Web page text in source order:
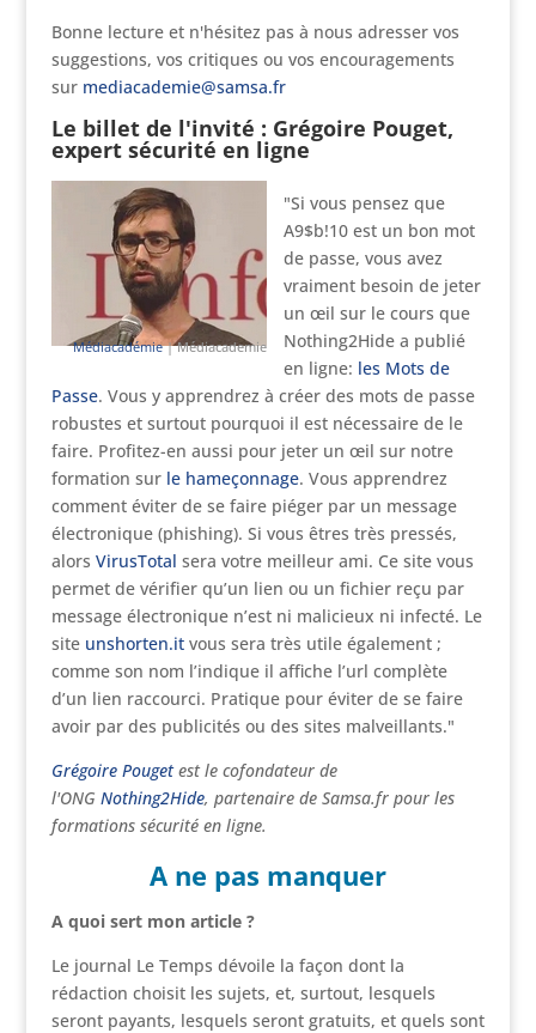
Bonne lecture et n'hésitez pas à nous adresser vos
suggestions, vos critiques ou vos encouragements
sur mediacademie@samsa.fr
Le billet de l'invité : Grégoire Pouget,
expert sécurité en ligne
Médiacadémie| Médiacademie
"Si vous pensez que
A9$b!10 est un bon mot
de passe, vous avez
vraiment besoin de jeter
un œil sur le cours que
Nothing2Hide a publié
en ligne: les Mots de
Passe. Vous y apprendrez à créer des mots de passe
robustes et surtout pourquoi il est nécessaire de le
faire. Profitez-en aussi pour jeter un œil sur notre
formation sur le hameçonnage. Vous apprendrez
comment éviter de se faire piéger par un message
électronique (phishing). Si vous êtres très pressés,
alors VirusTotal sera votre meilleur ami. Ce site vous
permet de vérifier qu’un lien ou un fichier reçu par
message électronique n’est ni malicieux ni infecté. Le
site unshorten.itvous sera très utile également ;
comme son nom l’indique il affiche l’url complète
d’un lien raccourci. Pratique pour éviter de se faire
avoir par des publicités ou des sites malveillants."
Grégoire Pougetest le cofondateur de
l'ONG Nothing2Hide, partenaire de Samsa.fr pour les
formations sécurité en ligne.
A ne pas manquer
A quoi sert mon article ?
Le journal Le Temps dévoile la façon dont la
rédaction choisit les sujets, et, surtout, lesquels
seront payants, lesquels seront gratuits, et quels sont